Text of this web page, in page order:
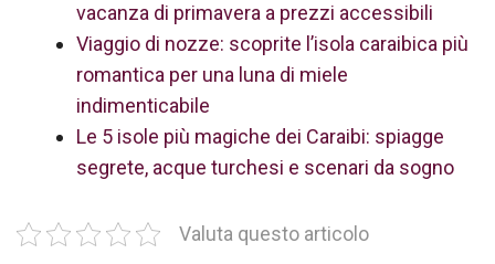
vacanza di primavera a prezzi accessibili
Viaggio di nozze: scoprite l’isola caraibica più
romantica per una luna di miele
indimenticabile
Le 5 isole più magiche dei Caraibi: spiagge
segrete, acque turchesi e scenari da sogno
Valuta questo articolo